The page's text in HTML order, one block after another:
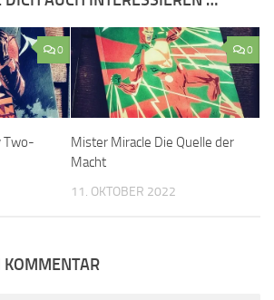
0
Two-
0
Mister Miracle Die Quelle der
Macht
11. OKTOBER 2022
KOMMENTAR